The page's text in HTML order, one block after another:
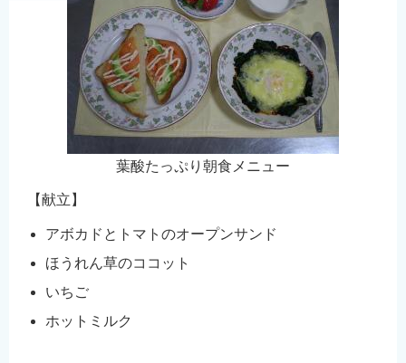
葉酸たっぷり朝食メニュー
【献立】
アボカドとトマトのオープンサンド
ほうれん草のココット
いちご
ホットミルク